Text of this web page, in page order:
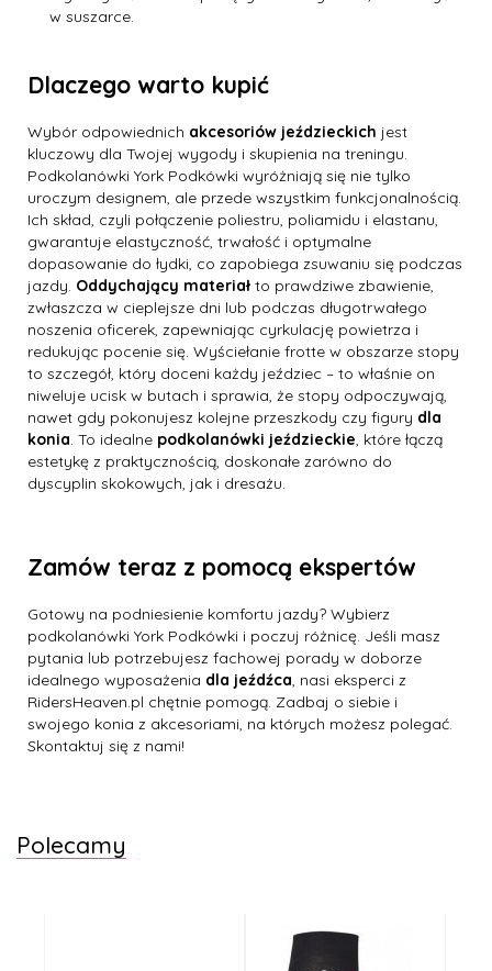
w suszarce.
Dlaczego warto kupić
Wybór odpowiednich akcesoriów jeździeckich jest
kluczowy dla Twojej wygody i skupienia na treningu.
Podkolanówki York Podkówki wyróżniają się nie tylko
uroczym designem, ale przede wszystkim funkcjonalnością.
Ich skład, czyli połączenie poliestru, poliamidu i elastanu,
gwarantuje elastyczność, trwałość i optymalne
dopasowanie do łydki, co zapobiega zsuwaniu się podczas
jazdy. Oddychający materiał to prawdziwe zbawienie,
zwłaszcza w cieplejsze dni lub podczas długotrwałego
noszenia oficerek, zapewniając cyrkulację powietrza i
redukując pocenie się. Wyściełanie frotte w obszarze stopy
to szczegół, który doceni każdy jeździec – to właśnie on
niweluje ucisk w butach i sprawia, że stopy odpoczywają,
nawet gdy pokonujesz kolejne przeszkody czy figury dla
konia. To idealne podkolanówki jeździeckie, które łączą
estetykę z praktycznością, doskonałe zarówno do
dyscyplin skokowych, jak i dresażu.
Zamów teraz z pomocą ekspertów
Gotowy na podniesienie komfortu jazdy? Wybierz
podkolanówki York Podkówki i poczuj różnicę. Jeśli masz
pytania lub potrzebujesz fachowej porady w doborze
idealnego wyposażenia dla jeźdźca, nasi eksperci z
RidersHeaven.pl chętnie pomogą. Zadbaj o siebie i
swojego konia z akcesoriami, na których możesz polegać.
Skontaktuj się z nami!
Polecamy